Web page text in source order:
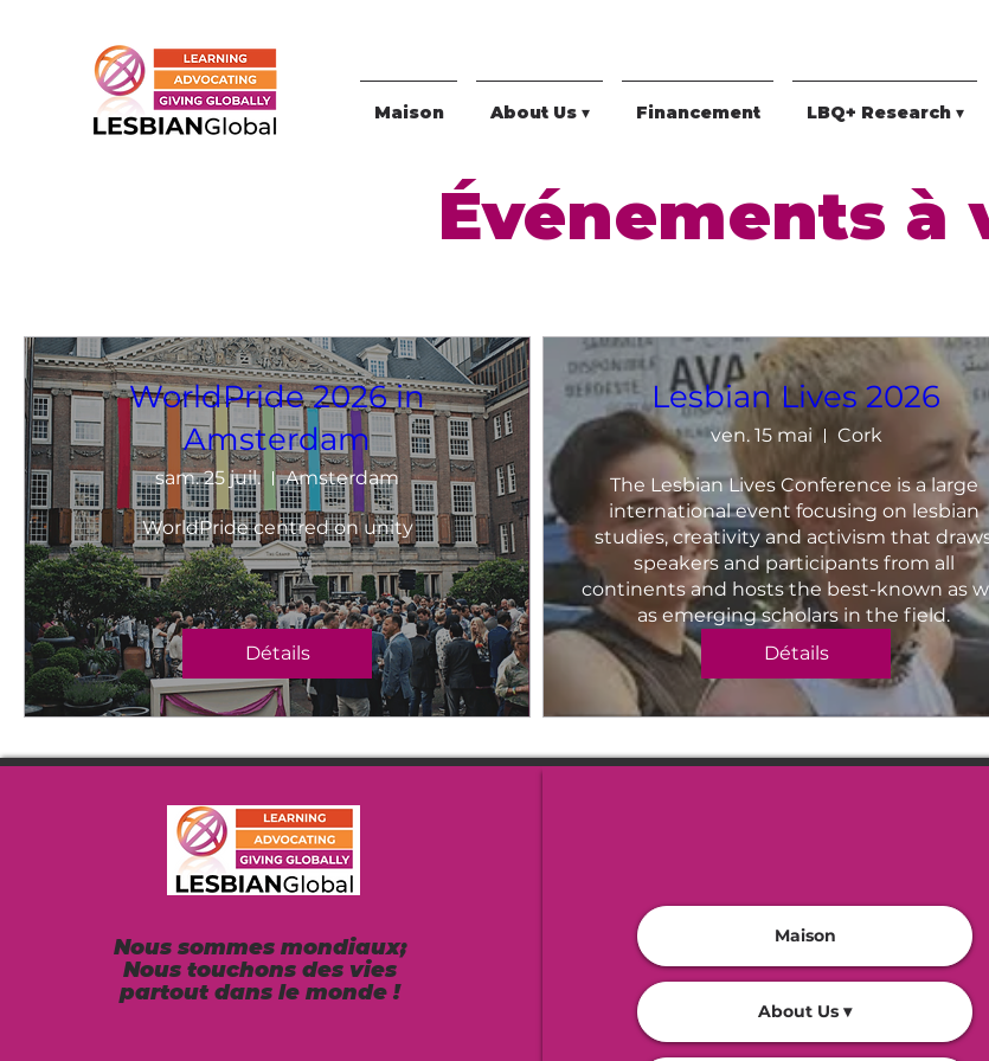
Maison About Us ▾ Financement LBQ+ Research ▾
Événements à
WorldPride 2026 in
Amsterdam
sam. 25 juil. Amsterdam
WorldPride centred on unity
Détails
Lesbian Lives 2026
ven. 15 mai Cork
The Lesbian Lives Conference is a large
international event focusing on lesbian
studies, creativity and activism that
speakers and participants from all
continents and hosts the best-known as
as emerging scholars in the field.
Détails
Nous sommes mondiaux;
Nous touchons des vies
partout dans le monde !
Maison
About Us ▾